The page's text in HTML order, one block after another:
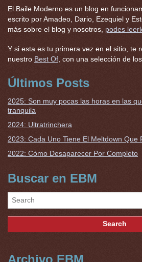
El Baile Moderno es un blog en
escrito por Amadeo, Dario, Ezequiel y
más sobre el blog y nosotros, podes
Y si esta es tu primera vez en el sitio, te
nuestro Best Of , con una selección de
Últimos Posts
2025: Son muy pocas las horas en las
tranquila
2024: Ultratrinchera
2023: Cada Uno Tiene El Meltdown Que
2022: Cómo Desaparecer Por Completo
Buscar en EBM